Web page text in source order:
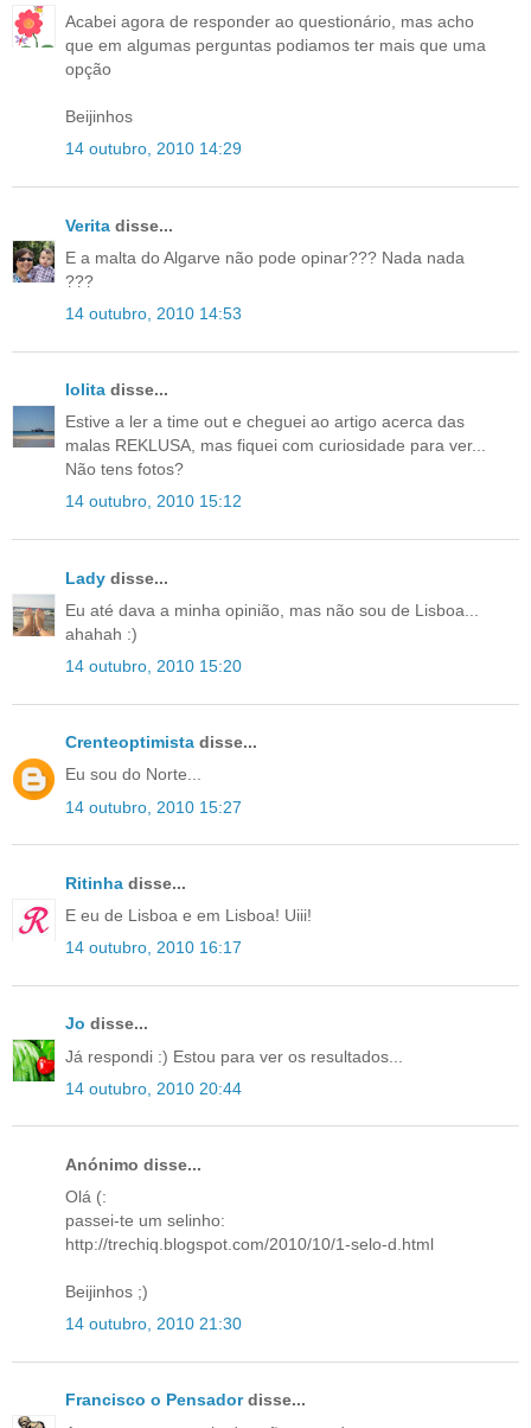
Acabei agora de responder ao questionário, mas acho
que em algumas perguntas podiamos ter mais que uma
opção
Beijinhos
14 outubro, 2010 14:29
Verita disse...
E a malta do Algarve não pode opinar??? Nada nada
???
14 outubro, 2010 14:53
lolita disse...
Estive a ler a time out e cheguei ao artigo acerca das
malas REKLUSA, mas fiquei com curiosidade para ver...
Não tens fotos?
14 outubro, 2010 15:12
Lady disse...
Eu até dava a minha opinião, mas não sou de Lisboa...
ahahah :)
14 outubro, 2010 15:20
Crenteoptimista disse...
Eu sou do Norte...
14 outubro, 2010 15:27
Ritinha disse...
E eu de Lisboa e em Lisboa! Uiii!
14 outubro, 2010 16:17
Jo disse...
Já respondi :) Estou para ver os resultados...
14 outubro, 2010 20:44
Anónimo disse...
Olá (:
passei-te um selinho:
http://trechiq.blogspot.com/2010/10/1-selo-d.html
Beijinhos ;)
14 outubro, 2010 21:30
Francisco o Pensadordisse...